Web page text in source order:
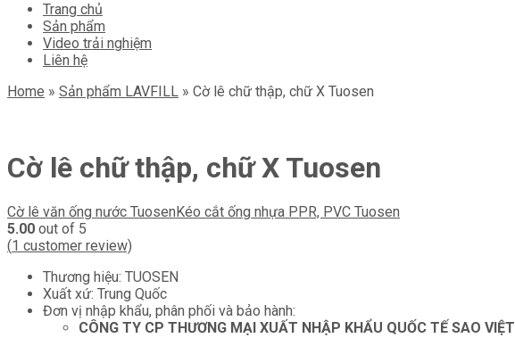
Trang chủ
Sản phẩm
Video trải nghiệm
Liên hệ
Home » Sản phẩm LAVFILL » Cờ lê chữ thập, chữ X Tuosen
Cờ lê chữ thập, chữ X Tuosen
Cờ lê văn ống nước Tuosen Kéo cắt ống nhựa PPR, PVC Tuosen
5.00 out of 5
(1 customer review)
Thương hiệu: TUOSEN
Xuất xứ: Trung Quốc
Đơn vị nhập khẩu, phân phối và bảo hành:
CÔNG TY CP THƯƠNG MẠI XUẤT NHẬP KHẨU QUỐC TẾ SAO VIỆT